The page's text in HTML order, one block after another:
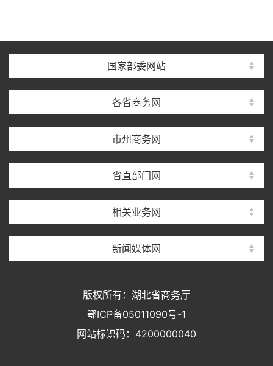
国家部委网站
各省商务网
市州商务网
省直部门网
相关业务网
新闻媒体网
版权所有：湖北省商务厅
鄂ICP备05011090号-1
网站标识码：4200000040